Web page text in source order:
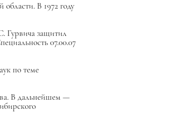
В 1972 году
Гурвича защитил
07.00.07
по теме
В дальнейшем —